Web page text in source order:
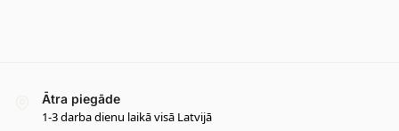
Ātra piegāde
1-3 darba dienu laikā visā Latvijā